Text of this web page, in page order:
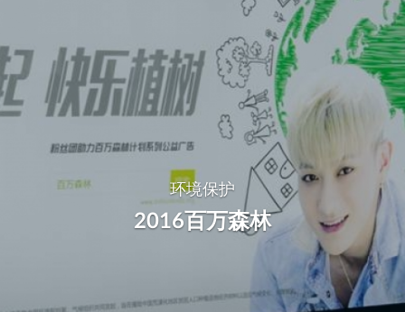
main
content
环境保护
2016百万森林